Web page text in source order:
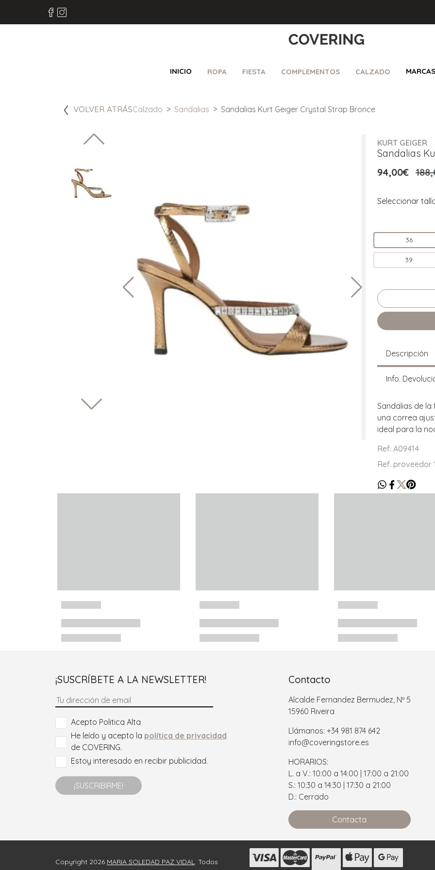
INICIO ROPA FIESTA COMPLEMENTOS CALZADO MARCAS
VOLVER ATRÁSCalzado Sandalias Sandalias Kurt Geiger Crystal Strap Bronce
KURT GEIGER
Sandalias
94,00€
Seleccionar
36
39
Descripción
Info.
Sandalias de la
una correa
ideal para la
Ref. A09414
Ref. proveedor
¡SUSCRÍBETE A LA NEWSLETTER!
Acepto Politica Alta
He leído y acepto la política de privacidad
de COVERING.
Estoy interesado en recibir publicidad.
¡SUSCRIBIRME!
Contacto
Alcalde Fernandez Bermudez, Nº 5
15960 Riveira
Llámanos: +34 981 874 642
info@coveringstore.es
HORARIOS:
L. a V.: 10:00 a 14:00 | 17:00 a 21:00
S.: 10:30 a 14:30 | 17:30 a 21:00
D.: Cerrado
Contacta
Copyright 2026 MARIA SOLEDAD PAZ VIDAL. Todos